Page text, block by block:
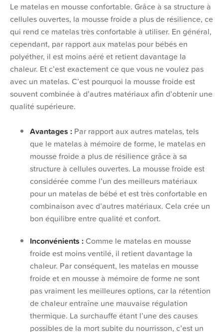
Le matelas en mousse confortable. Grâce à sa structure à
cellules ouvertes, la mousse froide a plus de résilience, ce
qui rend ce matelas très confortable à utiliser. En général,
cependant, par rapport aux matelas pour bébés en
polyéther, il est moins aéré et retient davantage la
chaleur. Et c’est exactement ce que vous ne voulez pas
avec un matelas. C’est pourquoi la mousse froide est
souvent combinée à d’autres matériaux afin d’obtenir une
qualité supérieure.
Avantages : Par rapport aux autres matelas, tels
que le matelas à mémoire de forme, le matelas en
mousse froide a plus de résilience grâce à sa
structure à cellules ouvertes. La mousse froide est
considérée comme l’un des meilleurs matériaux
pour un matelas de bébé et est très confortable en
combinaison avec d’autres matériaux. Cela crée un
bon équilibre entre qualité et confort.
Inconvénients :Comme le matelas en mousse
froide est moins ventilé, il retient davantage la
chaleur. Par conséquent, les matelas en mousse
froide et en mousse à mémoire de forme ne sont
pas vraiment les meilleures options, car la rétention
de chaleur entraîne une mauvaise régulation
thermique. La surchauffe étant l’une des causes
possibles de la mort subite du nourrisson, c’est un